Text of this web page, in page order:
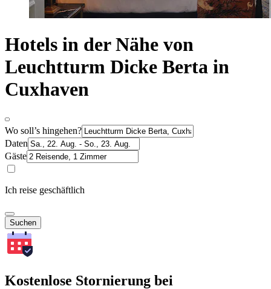
Hotels in der Nähe von
Leuchtturm Dicke Berta in
Cuxhaven
Wo soll’s hingehen?
Daten
Gäste
Ich reise geschäftlich
Suchen
Kostenlose Stornierung bei